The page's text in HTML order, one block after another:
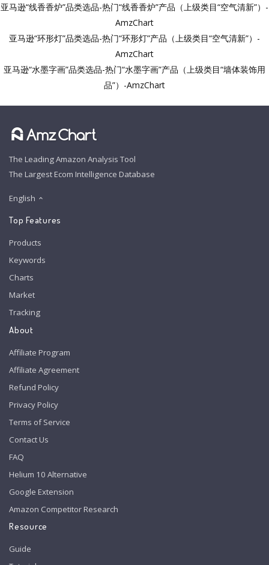
亚马逊“线香香炉”品类选品-热门“线香香炉”产品（上级类目“空气清新”）-
AmzChart
亚马逊“环形灯”品类选品-热门“环形灯”产品（上级类目“空气清新”）-
AmzChart
亚马逊“水墨字画”品类选品-热门“水墨字画”产品（上级类目“墙体装饰用
品”）-AmzChart
The Leading Amazon Analysis Tool
The Largest Ecom Intelligence Database
English
Top Features
Products
Keywords
Charts
Market
Tracking
About
Affiliate Program
Affiliate Agreement
Refund Policy
Privacy Policy
Terms of Service
Contact Us
FAQ
Helium 10 Alternative
Google Extension
Amazon Competitor Research
Resource
Guide